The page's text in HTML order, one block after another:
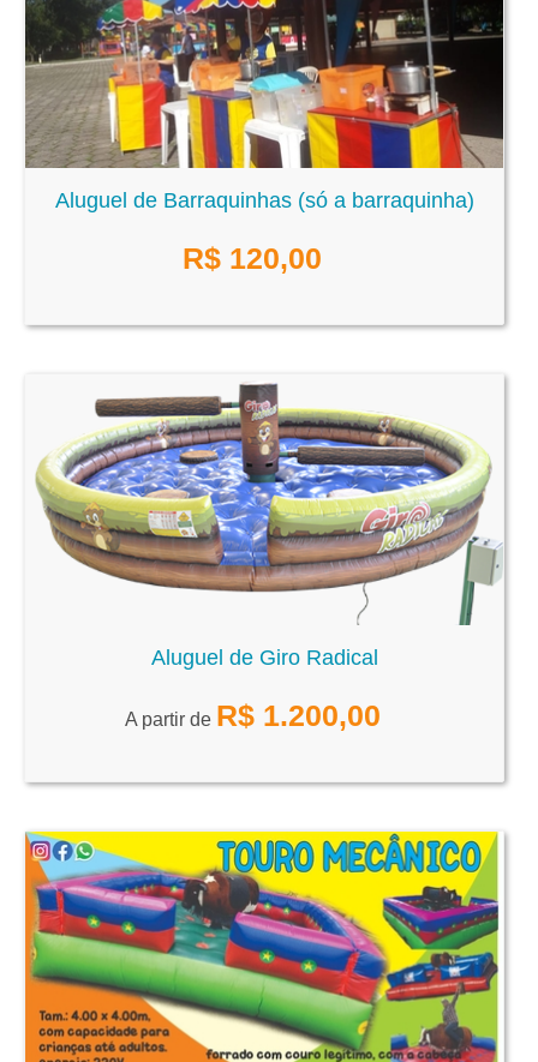
Aluguel de Barraquinhas (só a barraquinha)
R$ 120,00
Aluguel de Giro Radical
A partir de R$ 1.200,00